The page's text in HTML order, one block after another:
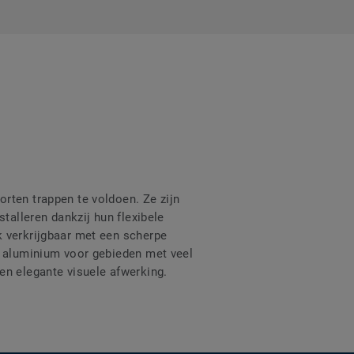
trappen te voldoen. Ze zijn
dankzij hun flexibele
met een scherpe
voor gebieden met veel
elegante visuele afwerking.